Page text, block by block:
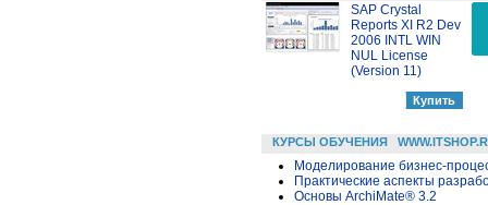
SAP Crystal
Reports XI R2 Dev
2006 INTL WIN
NUL License
(Version 11)
КУРСЫ ОБУЧЕНИЯ
Моделирование бизнес-
Практические аспекты
Основы ArchiMate® 3.2